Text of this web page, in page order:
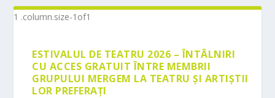
ESTIVALUL DE TEATRU 2026 – ÎNTÂLNIRI
CU ACCES GRATUIT ÎNTRE MEMBRII
GRUPULUI MERGEM LA TEATRU ȘI ARTIȘTII
LOR PREFERAȚI